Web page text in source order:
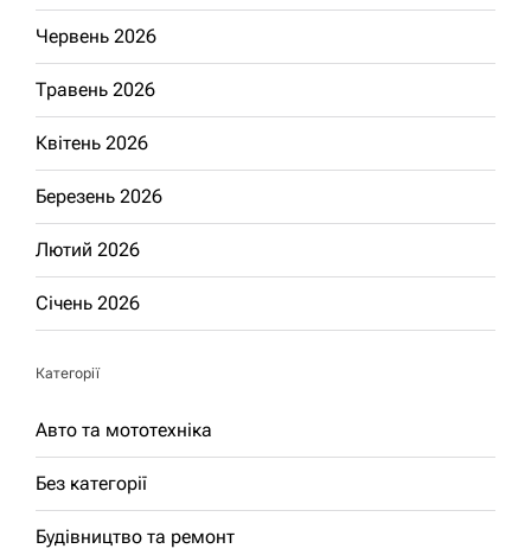
Червень 2026
Травень 2026
Квітень 2026
Березень 2026
Лютий 2026
Січень 2026
Категорії
Авто та мототехніка
Без категорії
Будівництво та ремонт